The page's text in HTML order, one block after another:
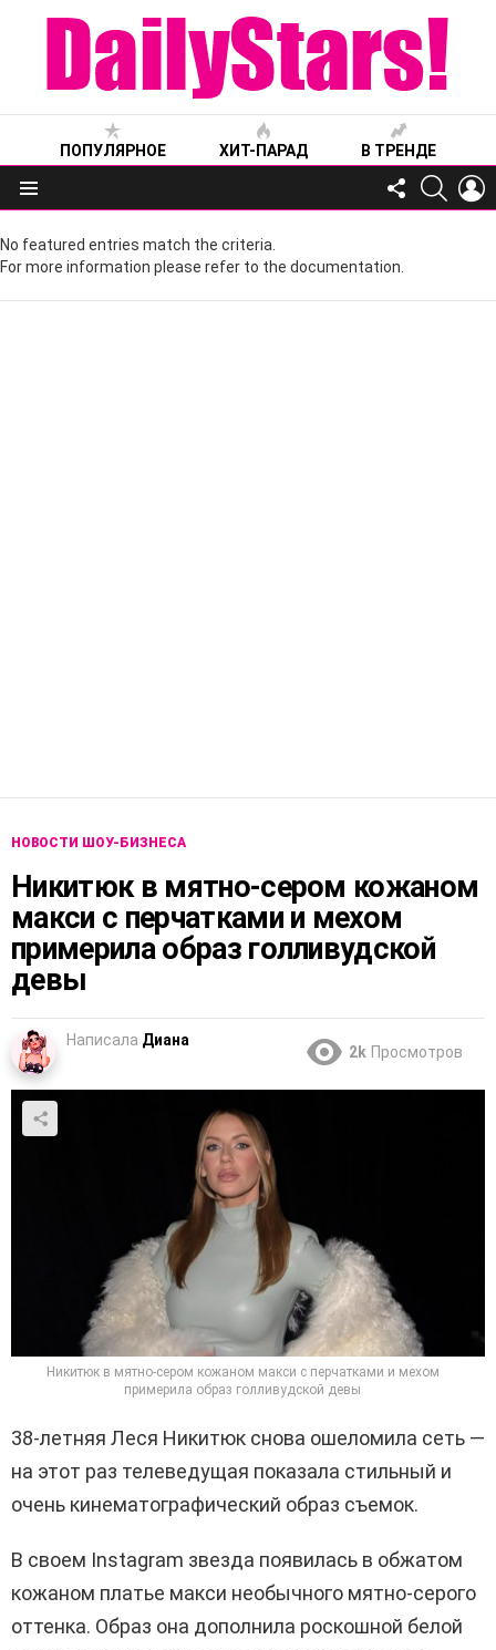
ПОПУЛЯРНОЕ ХИТ-ПАРАД В ТРЕНДЕ
Меню
FOLLOW
US
No featured entries match the criteria.
For more information please refer to the documentation.
НОВОСТИ ШОУ-БИЗНЕСА
Никитюк в мятно-сером кожаном
макси с перчатками и мехом
примерила образ голливудской
девы
Написала Диана
2k Просмотров
Никитюк в мятно-сером кожаном макси с перчатками и мехом
примерила образ голливудской девы
38-летняя Леся Никитюк снова ошеломила сеть —
на этот раз телеведущая показала стильный и
очень кинематографический образ съемок.
В своем Instagram звезда появилась в обжатом
кожаном платье макси необычного мятно-серого
оттенка. Образ она дополнила роскошной белой